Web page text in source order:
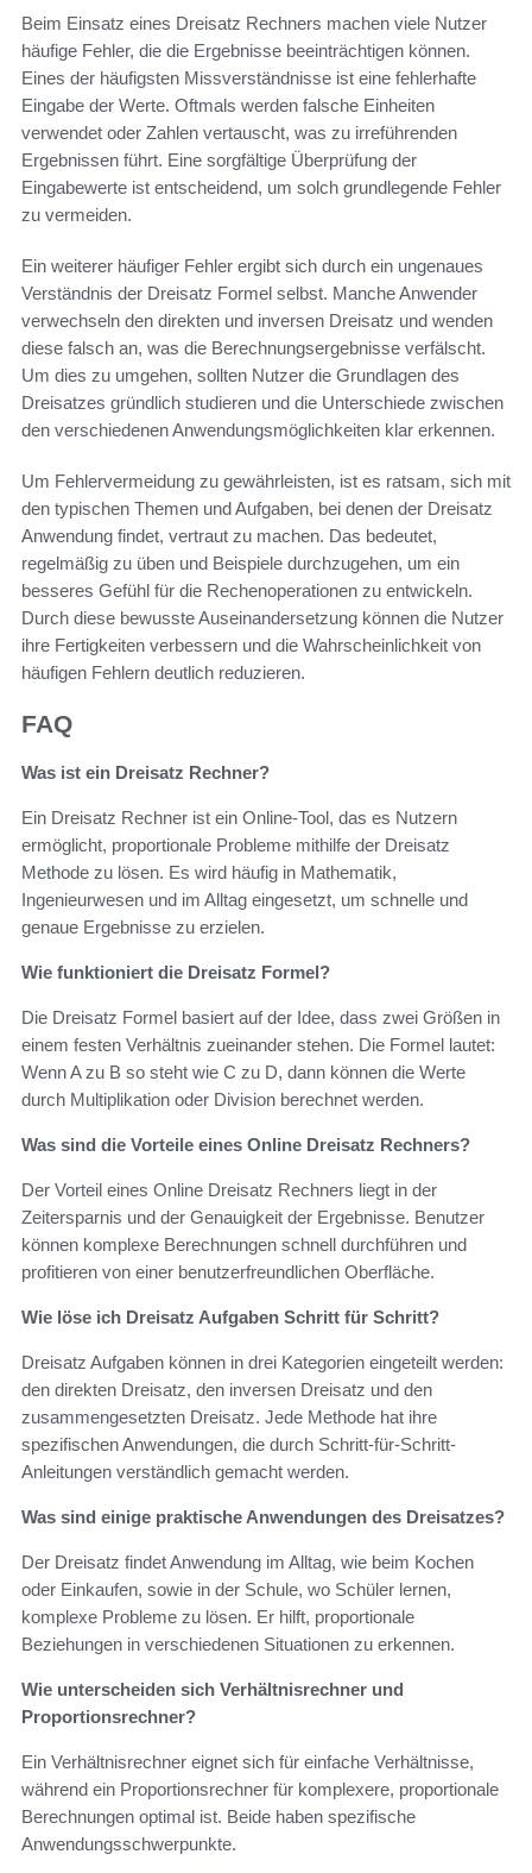
Beim Einsatz eines Dreisatz Rechners machen viele Nutzer
häufige Fehler, die die Ergebnisse beeinträchtigen können.
Eines der häufigsten Missverständnisse ist eine fehlerhafte
Eingabe der Werte. Oftmals werden falsche Einheiten
verwendet oder Zahlen vertauscht, was zu irreführenden
Ergebnissen führt. Eine sorgfältige Überprüfung der
Eingabewerte ist entscheidend, um solch grundlegende Fehler
zu vermeiden.
Ein weiterer häufiger Fehler ergibt sich durch ein ungenaues
Verständnis der Dreisatz Formel selbst. Manche Anwender
verwechseln den direkten und inversen Dreisatz und wenden
diese falsch an, was die Berechnungsergebnisse verfälscht.
Um dies zu umgehen, sollten Nutzer die Grundlagen des
Dreisatzes gründlich studieren und die Unterschiede zwischen
den verschiedenen Anwendungsmöglichkeiten klar erkennen.
Um Fehlervermeidung zu gewährleisten, ist es ratsam, sich mit
den typischen Themen und Aufgaben, bei denen der Dreisatz
Anwendung findet, vertraut zu machen. Das bedeutet,
regelmäßig zu üben und Beispiele durchzugehen, um ein
besseres Gefühl für die Rechenoperationen zu entwickeln.
Durch diese bewusste Auseinandersetzung können die Nutzer
ihre Fertigkeiten verbessern und die Wahrscheinlichkeit von
häufigen Fehlern deutlich reduzieren.
FAQ
Was ist ein Dreisatz Rechner?
Ein Dreisatz Rechner ist ein Online-Tool, das es Nutzern
ermöglicht, proportionale Probleme mithilfe der Dreisatz
Methode zu lösen. Es wird häufig in Mathematik,
Ingenieurwesen und im Alltag eingesetzt, um schnelle und
genaue Ergebnisse zu erzielen.
Wie funktioniert die Dreisatz Formel?
Die Dreisatz Formel basiert auf der Idee, dass zwei Größen in
einem festen Verhältnis zueinander stehen. Die Formel lautet:
Wenn A zu B so steht wie C zu D, dann können die Werte
durch Multiplikation oder Division berechnet werden.
Was sind die Vorteile eines Online Dreisatz Rechners?
Der Vorteil eines Online Dreisatz Rechners liegt in der
Zeitersparnis und der Genauigkeit der Ergebnisse. Benutzer
können komplexe Berechnungen schnell durchführen und
profitieren von einer benutzerfreundlichen Oberfläche.
Wie löse ich Dreisatz Aufgaben Schritt für Schritt?
Dreisatz Aufgaben können in drei Kategorien eingeteilt werden:
den direkten Dreisatz, den inversen Dreisatz und den
zusammengesetzten Dreisatz. Jede Methode hat ihre
spezifischen Anwendungen, die durch Schritt-für-Schritt-
Anleitungen verständlich gemacht werden.
Was sind einige praktische Anwendungen des Dreisatzes?
Der Dreisatz findet Anwendung im Alltag, wie beim Kochen
oder Einkaufen, sowie in der Schule, wo Schüler lernen,
komplexe Probleme zu lösen. Er hilft, proportionale
Beziehungen in verschiedenen Situationen zu erkennen.
Wie unterscheiden sich Verhältnisrechner und
Proportionsrechner?
Ein Verhältnisrechner eignet sich für einfache Verhältnisse,
während ein Proportionsrechner für komplexere, proportionale
Berechnungen optimal ist. Beide haben spezifische
Anwendungsschwerpunkte.